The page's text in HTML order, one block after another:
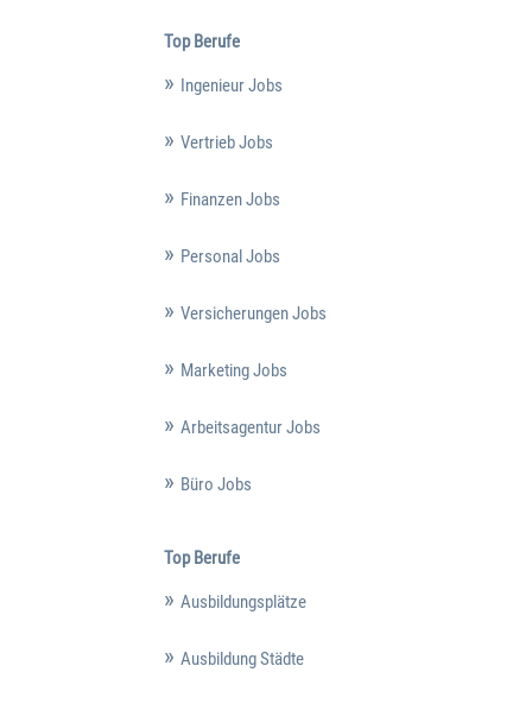
Top Berufe
Ingenieur Jobs
Vertrieb Jobs
Finanzen Jobs
Personal Jobs
Versicherungen Jobs
Marketing Jobs
Arbeitsagentur Jobs
Büro Jobs
Top Berufe
Ausbildungsplätze
Ausbildung Städte